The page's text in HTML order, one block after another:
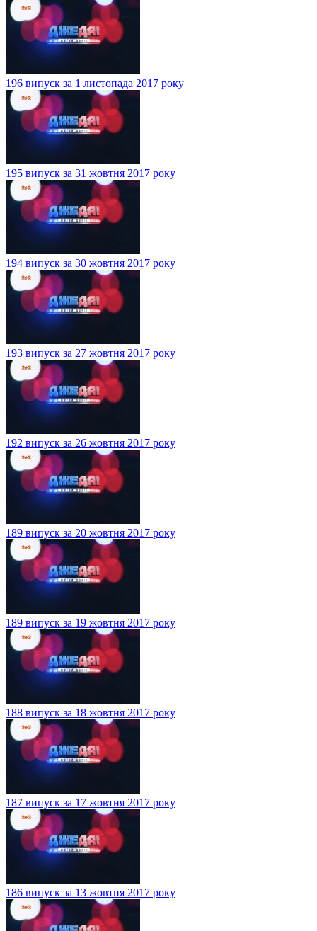
196 випуск за 1 листопада 2017 року
195 випуск за 31 жовтня 2017 року
194 випуск за 30 жовтня 2017 року
193 випуск за 27 жовтня 2017 року
192 випуск за 26 жовтня 2017 року
189 випуск за 20 жовтня 2017 року
189 випуск за 19 жовтня 2017 року
188 випуск за 18 жовтня 2017 року
187 випуск за 17 жовтня 2017 року
186 випуск за 13 жовтня 2017 року